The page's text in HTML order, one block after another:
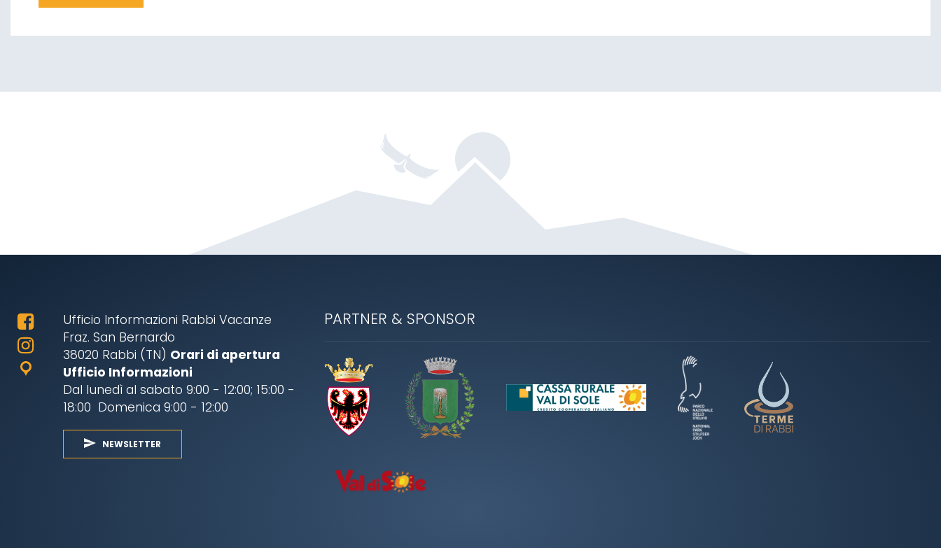
Ufficio Informazioni Rabbi Vacanze
Fraz. San Bernardo
38020 Rabbi (TN) Orari di apertura
Ufficio Informazioni
Dal lunedì al sabato 9:00 - 12:00; 15:00 -
18:00 Domenica 9:00 - 12:00
NEWSLETTER
PARTNER & SPONSOR